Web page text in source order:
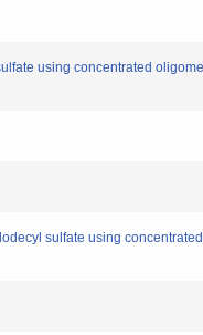
using concentrated
sulfate using